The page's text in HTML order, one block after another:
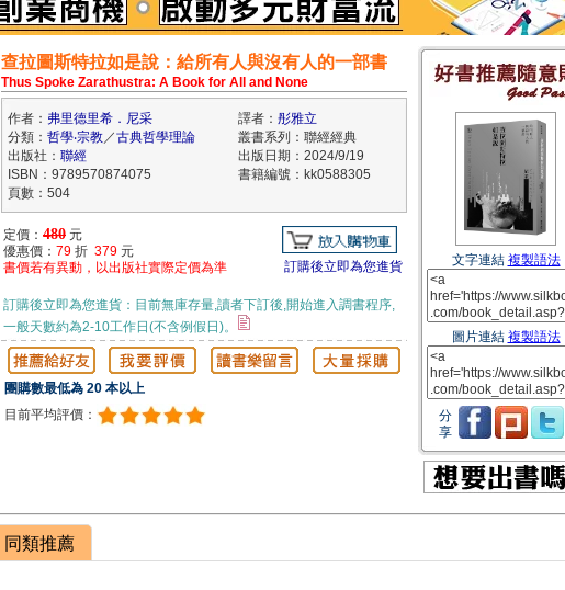
查拉圖斯特拉如是說：給所有人與沒有人的一部書
Thus Spoke Zarathustra: A Book for All and None
作者： 弗里德里希．尼采 譯者： 彤雅立
分類： 哲學‧宗教／古典哲學理論
叢書系列：聯經經典
出版社： 聯經
出版日期：2024/9/19
ISBN：9789570874075
書籍編號：kk0588305
頁數：504
定價： 480 元
優惠價： 79 折 379 元
書價若有異動，以出版社實際定價為準
訂購後立即為您進貨
訂購後立即為您進貨：目前無庫存量,讀者下訂後,開始進入調書程序,
一般天數約為2-10工作日(不含例假日)。
團購數最低為 20 本以上
目前平均評價：
文字連結 複製語法
圖片連結 複製語法
分
享
同類推薦